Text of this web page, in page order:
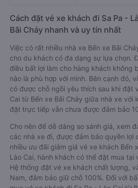
Cách đặt vé xe khách đi Sa Pa -
Bãi Cháy nhanh và uy tín nhất
Việc có rất nhiều nhà xe Bến xe Bãi
cho du khách có đa dạng sự lựa chọn.
điều bất lợi làm cho hàng khách không
nào là phù hợp với mình. Bên cạnh đó,
có được chỗ ngồi yêu thích sau khi đặt
Cai từ Bến xe Bãi Cháy giữa nhà xe với
đặt trực tiếp vẫn chưa được đảm bảo
Cho nên để dễ dàng so sánh giá, xem
các nhà xe đi, được đảm bảo quyền lợi
nhiều ưu đãi giảm giá vé xe khách Bến
Lào Cai, hành khách có thể đặt mua tại
Hệ thống đặt vé xe khách chất lượng,
Nam, đảm bảo giữ chỗ 100%. Đối với